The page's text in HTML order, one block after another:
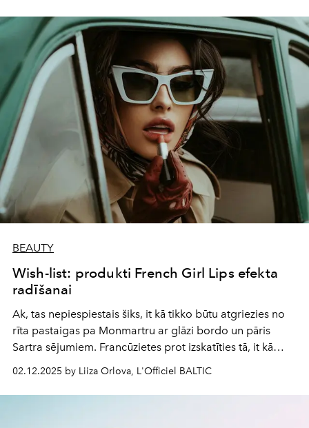
BEAUTY
Wish-list: produkti French Girl Lips efekta
radīšanai
Ak, tas nepiespiestais šiks, it kā tikko būtu atgriezies no
rīta pastaigas pa Monmartru ar glāzi bordo un pāris
Sartra sējumiem. Francūzietes prot izskatīties tā, it kā
Viņu lūpas ir pavedinoši izplūdušas, kā skūpsts, vai
jutekliski svaigas, kā viegls sārtums aukstumā. Vēlaties
02.12.2025 by Liiza Orlova, L'Officiel BALTIC